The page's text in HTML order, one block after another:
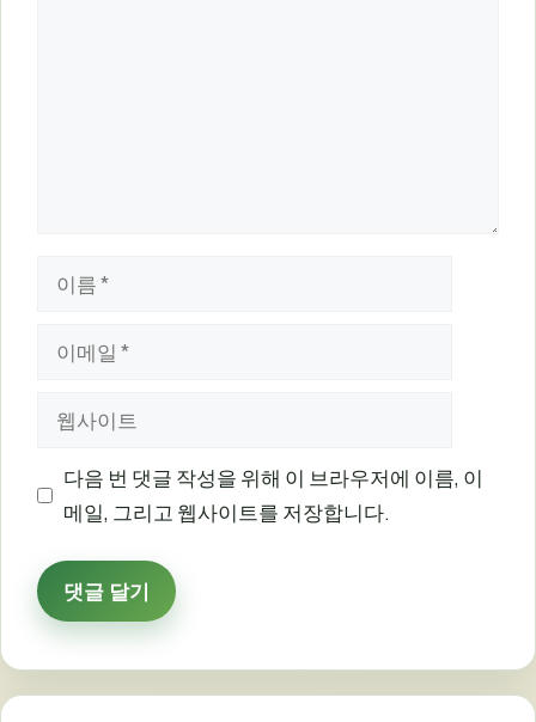
트
다음 번 댓글 작성을 위해 이 브라우저에 이름, 이
메일, 그리고 웹사이트를 저장합니다.